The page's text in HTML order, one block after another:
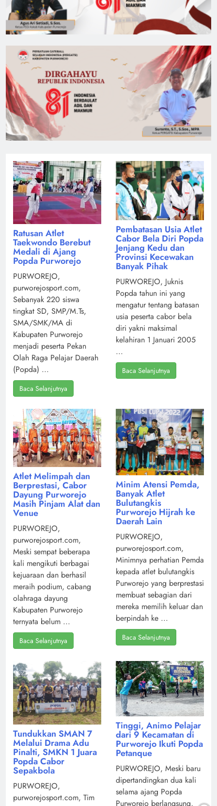
Ratusan Atlet
Taekwondo Berebut
Medali di Ajang
Popda Purworejo
PURWOREJO,
purworejosport.com,
Sebanyak 220 siswa
tingkat SD, SMP/M.Ts,
SMA/SMK/MA di
Kabupaten Purworejo
menjadi peserta Pekan
Olah Raga Pelajar Daerah
(Popda) ...
Baca Selanjutnya
Pembatasan Usia Atlet
Cabor Bela Diri Popda
Jenjang Kedu dan
Provinsi Kecewakan
Banyak Pihak
PURWOREJO, Juknis
Popda tahun ini yang
mengatur tentang batasan
usia peserta cabor bela
diri yakni maksimal
kelahiran 1 Januari 2005
...
Baca Selanjutnya
Atlet Melimpah dan
Berprestasi, Cabor
Dayung Purworejo
Masih Pinjam Alat dan
Venue
PURWOREJO,
purworejosport.com,
Meski sempat beberapa
kali mengikuti berbagai
kejuaraan dan berhasil
meraih podium, cabang
olahraga dayung
Kabupaten Purworejo
ternyata belum ...
Baca Selanjutnya
Minim Atensi Pemda,
Banyak Atlet
Bulutangkis
Purworejo Hijrah ke
Daerah Lain
PURWOREJO,
purworejosport.com,
Minimnya perhatian Pemda
kepada atlet bulutangkis
Purworejo yang berprestasi
membuat sebagian dari
mereka memilih keluar dan
berpindah ke ...
Baca Selanjutnya
Tundukkan SMAN 7
Melalui Drama Adu
Pinalti, SMKN 1 Juara
Popda Cabor
Sepakbola
PURWOREJO,
purworejosport.com, Tim
Tinggi, Animo Pelajar
dari 9 Kecamatan di
Purworejo Ikuti Popda
Petanque
PURWOREJO, Meski baru
dipertandingkan dua kali
selama ajang Popda
Purworejo berlangsung,